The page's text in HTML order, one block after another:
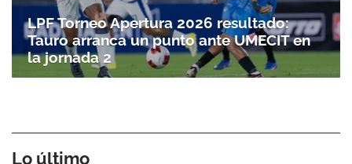
LPF Torneo Apertura 2026 resultado:
Tauro arranca un punto ante UMECIT en
la jornada 2
Lo último